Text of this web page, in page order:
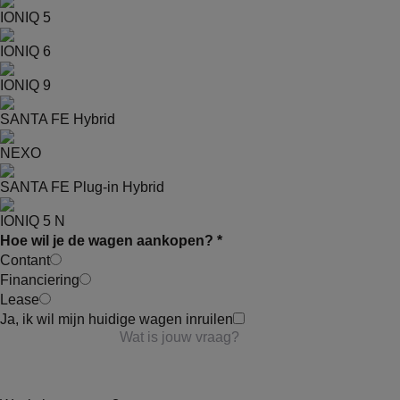
IONIQ 5
IONIQ 6
IONIQ 9
SANTA FE Hybrid
NEXO
SANTA FE Plug-in Hybrid
IONIQ 5 N
Hoe wil je de wagen aankopen? *
Contant
Financiering
Lease
Ja, ik wil mijn huidige wagen inruilen